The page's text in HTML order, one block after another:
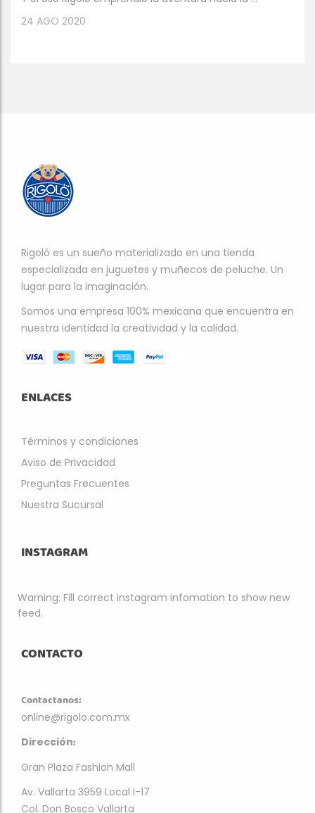
24 AGO 2020
Rigoló es un sueño materializado en una tienda
especializada en juguetes y muñecos de peluche. Un
lugar para la imaginación.
Somos una empresa 100% mexicana que encuentra en
nuestra identidad la creatividad y la calidad.
ENLACES
Términos y condiciones
Aviso de Privacidad
Preguntas Frecuentes
Nuestra Sucursal
INSTAGRAM
Warning: Fill correct instagram infomation to show new
feed.
CONTACTO
Contactanos:
online@rigolo.com.mx
Dirección:
Gran Plaza Fashion Mall
Av. Vallarta 3959 Local I-17
Col. Don Bosco Vallarta